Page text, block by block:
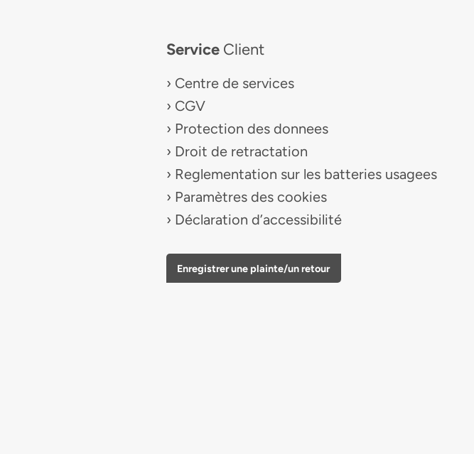
ServiceClient
Centre de services
CGV
Protection des donnees
Droit de retractation
Reglementation sur les batteries usagees
Paramètres des cookies
Déclaration d’accessibilité
Enregistrer une plainte/un retour